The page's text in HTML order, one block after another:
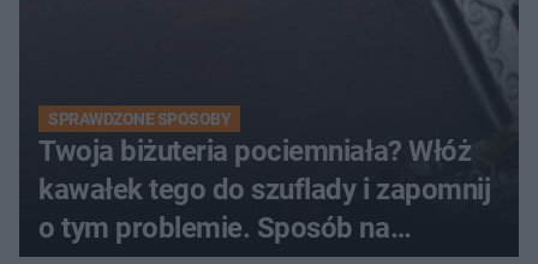
SPRAWDZONE SPOSOBY
Twoja biżuteria pociemniała? Włóż
kawałek tego do szuflady i zapomnij
o tym problemie. Sposób na